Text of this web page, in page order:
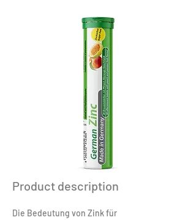
Product description
Die Bedeutung von Zink für